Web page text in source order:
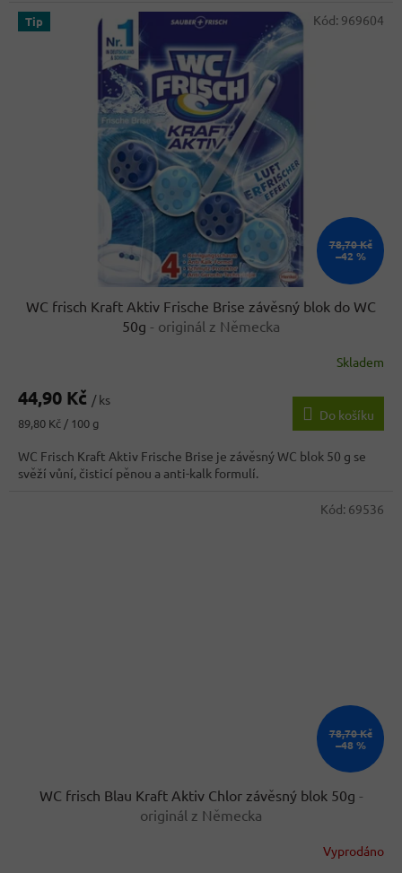
Tip
78,70 Kč
–42 %
WC frisch Kraft Aktiv Frische Brise závěsný blok do WC
50g - originál z Německa
Skladem
44,90 Kč / ks
Měrná
89,80 Kč / 100 g
Do košíku
WC Frisch Kraft Aktiv Frische Brise je závěsný WC blok 50 g se
svěží vůní, čisticí pěnou a anti-kalk formulí.
Kód: 969604
78,70 Kč
–48 %
WC frisch Blau Kraft Aktiv Chlor závěsný blok 50g -
originál z Německa
Vyprodáno
Kód: 69536